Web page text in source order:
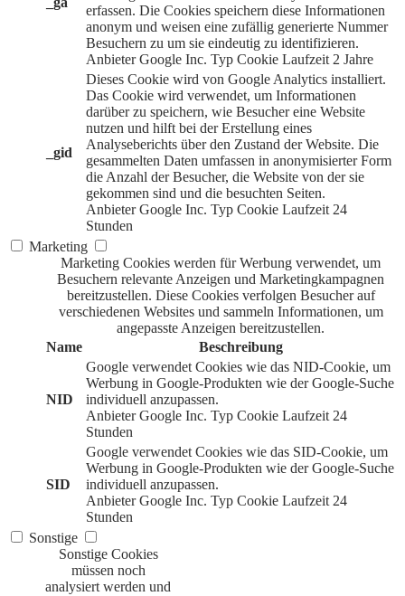
erfassen. Die Cookies speichern diese Informationen
anonym und weisen eine zufällig generierte Nummer
Besuchern zu um sie eindeutig zu identifizieren.
Anbieter Google Inc. Typ Cookie Laufzeit 2 Jahre
_gid
Dieses Cookie wird von Google Analytics installiert.
Das Cookie wird verwendet, um Informationen
darüber zu speichern, wie Besucher eine Website
nutzen und hilft bei der Erstellung eines
Analyseberichts über den Zustand der Website. Die
gesammelten Daten umfassen in anonymisierter Form
die Anzahl der Besucher, die Website von der sie
gekommen sind und die besuchten Seiten.
Anbieter Google Inc. Typ Cookie Laufzeit 24
Stunden
Marketing
Marketing Cookies werden für Werbung verwendet, um
Besuchern relevante Anzeigen und Marketingkampagnen
bereitzustellen. Diese Cookies verfolgen Besucher auf
verschiedenen Websites und sammeln Informationen, um
angepasste Anzeigen bereitzustellen.
Name
Beschreibung
NID
Google verwendet Cookies wie das NID-Cookie, um
Werbung in Google-Produkten wie der Google-Suche
individuell anzupassen.
Anbieter Google Inc. Typ Cookie Laufzeit 24
Stunden
SID
Google verwendet Cookies wie das SID-Cookie, um
Werbung in Google-Produkten wie der Google-Suche
individuell anzupassen.
Anbieter Google Inc. Typ Cookie Laufzeit 24
Stunden
Sonstige
Sonstige Cookies
müssen noch
analysiert werden und